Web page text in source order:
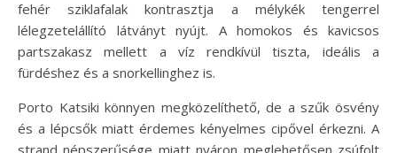
fehér sziklafalak kontrasztja a mélykék tengerrel
lélegzetelállító látványt nyújt. A homokos és kavicsos
partszakasz mellett a víz rendkívül tiszta, ideális a
fürdéshez és a snorkellinghez is.
Porto Katsiki könnyen megközelíthető, de a szűk ösvény
és a lépcsők miatt érdemes kényelmes cipővel érkezni. A